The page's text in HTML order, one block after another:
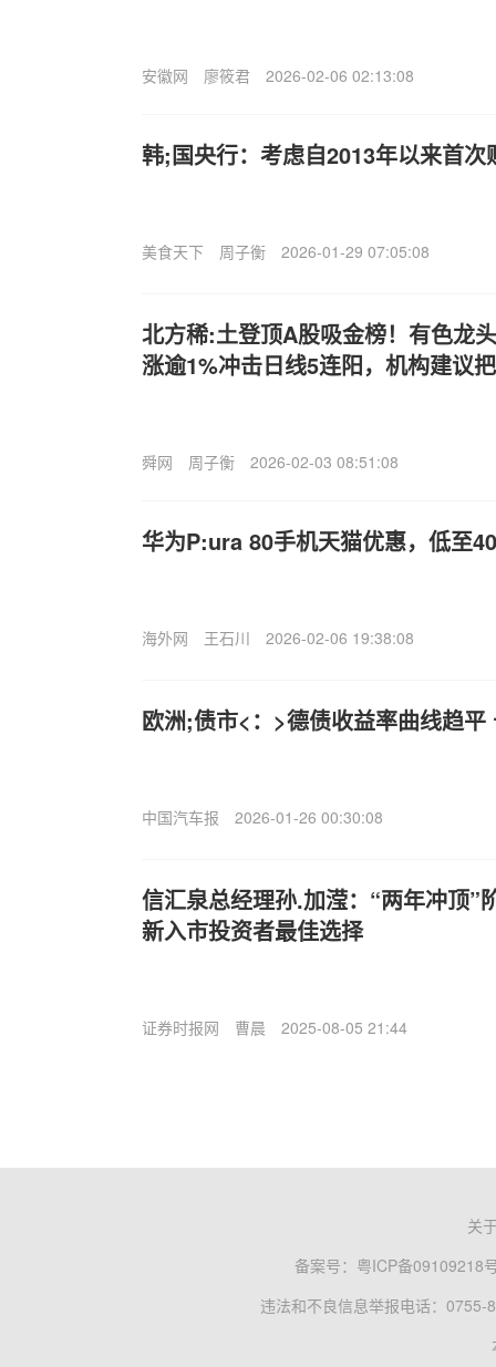
安徽网 廖筱君 2026-02-06 02:13:08
韩;国央行：考虑自2013年以来首次
美食天下 周子衡 2026-01-29 07:05:08
北方稀:土登顶A股吸金榜！有色龙
涨逾1%冲击日线5连阳，机构建议
舜网 周子衡 2026-02-03 08:51:08
华为P:ura 80手机天猫优惠，低至
海外网 王石川 2026-02-06 19:38:08
欧洲;债市<：>德债收益率曲线趋平
中国汽车报 2026-01-26 00:30:08
信汇泉总经理孙.加滢：“两年冲顶”
新入市投资者最佳选择
证券时报网 曹晨 2025-08-05 21:44
关
备案号： 粤ICP备09109218
违法和不良信息举报电话：0755-